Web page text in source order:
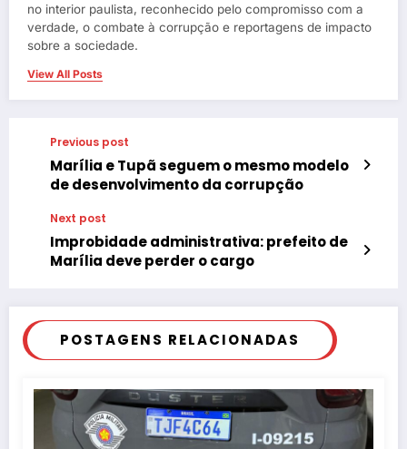
no interior paulista, reconhecido pelo compromisso com a
verdade, o combate à corrupção e reportagens de impacto
sobre a sociedade.
View All Posts
Previous post
Marília e Tupã seguem o mesmo modelo
de desenvolvimento da corrupção
Next post
Improbidade administrativa: prefeito de
Marília deve perder o cargo
POSTAGENS RELACIONADAS